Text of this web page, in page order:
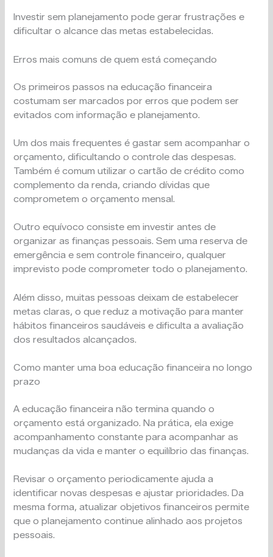
Investir sem planejamento pode gerar frustrações e
dificultar o alcance das metas estabelecidas.
Erros mais comuns de quem está começando
Os primeiros passos na educação financeira
costumam ser marcados por erros que podem ser
evitados com informação e planejamento.
Um dos mais frequentes é gastar sem acompanhar o
orçamento, dificultando o controle das despesas.
Também é comum utilizar o cartão de crédito como
complemento da renda, criando dívidas que
comprometem o orçamento mensal.
Outro equívoco consiste em investir antes de
organizar as finanças pessoais. Sem uma reserva de
emergência e sem controle financeiro, qualquer
imprevisto pode comprometer todo o planejamento.
Além disso, muitas pessoas deixam de estabelecer
metas claras, o que reduz a motivação para manter
hábitos financeiros saudáveis e dificulta a avaliação
dos resultados alcançados.
Como manter uma boa educação financeira no longo
prazo
A educação financeira não termina quando o
orçamento está organizado. Na prática, ela exige
acompanhamento constante para acompanhar as
mudanças da vida e manter o equilíbrio das finanças.
Revisar o orçamento periodicamente ajuda a
identificar novas despesas e ajustar prioridades. Da
mesma forma, atualizar objetivos financeiros permite
que o planejamento continue alinhado aos projetos
pessoais.